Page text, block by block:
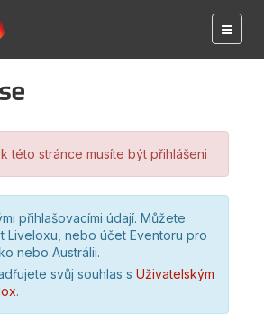
této stránce musíte být přihlášeni
přihlašovacími údají. Můžete
Liveloxu, nebo účet Eventoru pro
nebo Austrálii.
svůj souhlas s Uživatelským
.